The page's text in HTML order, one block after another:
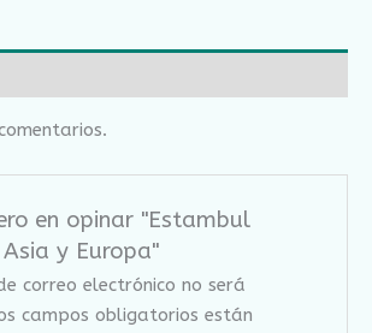
en opinar "Estambul
y Europa"
correo electrónico no será
campos obligatorios están